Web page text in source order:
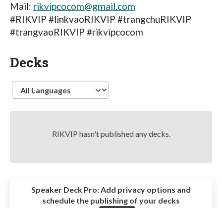
Mail: rikvipcocom@gmail.com
#RIKVIP #linkvaoRIKVIP #trangchuRIKVIP
#trangvaoRIKVIP #rikvipcocom
Decks
Language
RIKVIP hasn't published any decks.
Speaker Deck Pro: Add privacy options and
schedule the publishing of your decks